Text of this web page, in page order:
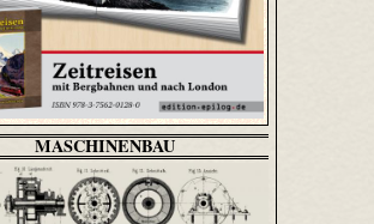
MASCHINENBAU